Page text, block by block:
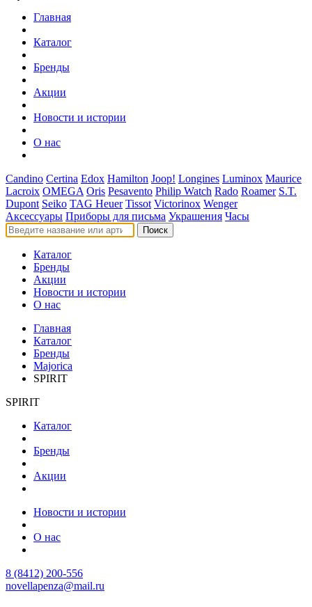
Главная
Каталог
Бренды
Акции
Новости и истории
О нас
Candino Certina Edox Hamilton Joop! Longines Luminox Maurice
Lacroix OMEGA Oris Pesavento Philip Watch Rado Roamer S.T.
Dupont Seiko TAG Heuer Tissot Victorinox Wenger
Аксессуары Приборы для письма Украшения Часы
Поиск
Каталог
Бренды
Акции
Новости и истории
О нас
Главная
Каталог
Бренды
Majorica
SPIRIT
SPIRIT
Каталог
Бренды
Акции
Новости и истории
О нас
8 (8412) 200-556
novellapenza@mail.ru